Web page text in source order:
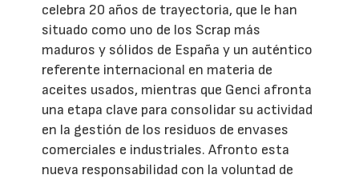
celebra 20 años de trayectoria, que le han
situado como uno de los Scrap más
maduros y sólidos de España y un auténtico
referente internacional en materia de
aceites usados, mientras que Genci afronta
una etapa clave para consolidar su actividad
en la gestión de los residuos de envases
comerciales e industriales. Afronto esta
nueva responsabilidad con la voluntad de